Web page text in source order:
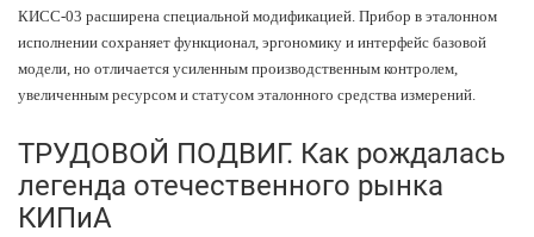
КИСС-03 расширена специальной модификацией. Прибор в эталонном
исполнении сохраняет функционал, эргономику и интерфейс базовой
модели, но отличается усиленным производственным контролем,
увеличенным ресурсом и статусом эталонного средства измерений.
ТРУДОВОЙ ПОДВИГ. Как рождалась
легенда отечественного рынка
КИПиА